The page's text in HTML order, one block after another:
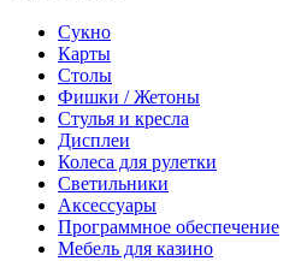
Сукно
Карты
Столы
Фишки / Жетоны
Стулья и кресла
Дисплеи
Колеса для рулетки
Светильники
Аксессуары
Программное обеспечение
Мебель для казино